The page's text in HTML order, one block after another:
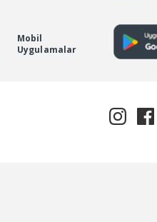
Mobil
Uygulamalar